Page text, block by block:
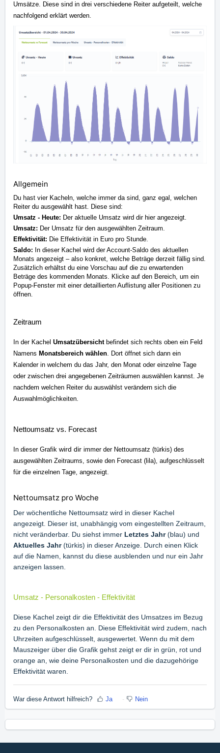
Umsätze. Diese sind in drei verschiedene Reiter aufgeteilt, welche
nachfolgend erklärt werden.
Allgemein
Du hast vier Kacheln, welche immer da sind, ganz egal, welchen
Reiter du ausgewählt hast. Diese sind:
Umsatz - Heute: Der aktuelle Umsatz wird dir hier angezeigt.
Umsatz: Der Umsatz für den ausgewählten Zeitraum.
Effektivität: Die Effektivität in Euro pro Stunde.
Saldo: In dieser Kachel wird der Account-Saldo des aktuellen
Monats angezeigt – also konkret, welche Beträge derzeit fällig sind.
Zusätzlich erhältst du eine Vorschau auf die zu erwartenden
Beträge des kommenden Monats. Klicke auf den Bereich, um ein
Popup-Fenster mit einer detaillierten Auflistung aller Positionen zu
öffnen.
Zeitraum
In der Kachel Umsatzübersicht befindet sich rechts oben ein Feld
Namens Monatsbereich wählen. Dort öffnet sich dann ein
Kalender in welchem du das Jahr, den Monat oder einzelne Tage
oder zwischen drei angegebenen Zeiträumen auswählen kannst. Je
nachdem welchen Reiter du auswählst verändern sich die
Auswahlmöglichkeiten.
Nettoumsatz vs. Forecast
In dieser Grafik wird dir immer der Nettoumsatz (türkis) des
ausgewählten Zeitraums, sowie den Forecast (lila), aufgeschlüsselt
für die einzelnen Tage, angezeigt.
Nettoumsatz pro Woche
Der wöchentliche Nettoumsatz wird in dieser Kachel
angezeigt. Dieser ist, unabhängig vom eingestellten Zeitraum,
nicht veränderbar. Du siehst immer Letztes Jahr(blau) und
Aktuelles Jahr(türkis) in dieser Anzeige. Durch einen Klick
auf die Namen, kannst du diese ausblenden und nur ein Jahr
anzeigen lassen.
Umsatz - Personalkosten - Effektivität
Diese Kachel zeigt dir die Effektivität des Umsatzes im Bezug
zu den Personalkosten an. Diese Effektivität wird zudem, nach
Uhrzeiten aufgeschlüsselt, ausgewertet. Wenn du mit dem
Mauszeiger über die Grafik gehst zeigt er dir in grün, rot und
orange an, wie deine Personalkosten und die dazugehörige
Effektivität waren.
War diese Antwort hilfreich? Ja Nein